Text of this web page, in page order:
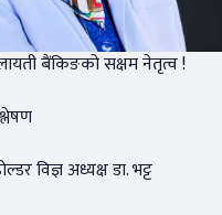
बैंकिङको सक्षम नेतृत्व !
विज्ञ अध्यक्ष डा. भट्ट